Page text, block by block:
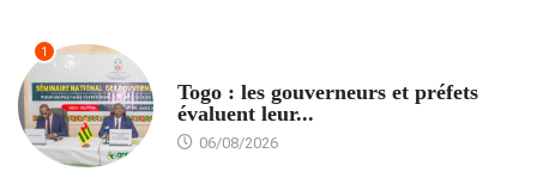
1
Togo : les gouverneurs et préfets
évaluent leur...
06/08/2026